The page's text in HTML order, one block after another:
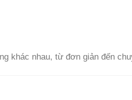
khác nhau, từ đơn giản đến